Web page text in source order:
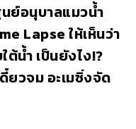
ย์อนุบาลแมวน้ำ
Lapse ให้เห็นว่า
ต้น้ำ เป็นยังไง!?
ยวจม อะเมซิ่งจัด